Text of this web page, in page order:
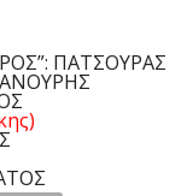
ΠΑΤΣΟΥΡΑΣ